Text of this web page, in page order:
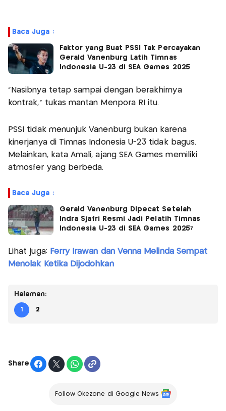
Baca Juga :
Faktor yang Buat PSSI Tak Percayakan
Gerald Vanenburg Latih Timnas
Indonesia U-23 di SEA Games 2025
“Nasibnya tetap sampai dengan berakhirnya
kontrak,” tukas mantan Menpora RI itu.
PSSI tidak menunjuk Vanenburg bukan karena
kinerjanya di Timnas Indonesia U-23 tidak bagus.
Melainkan, kata Amali, ajang SEA Games memiliki
atmosfer yang berbeda.
Baca Juga :
Gerald Vanenburg Dipecat Setelah
Indra Sjafri Resmi Jadi Pelatih Timnas
Indonesia U-23 di SEA Games 2025?
Lihat juga: Ferry Irawan dan Venna Melinda Sempat
Menolak Ketika Dijodohkan
Halaman:
1 2
Share
Follow Okezone di Google News